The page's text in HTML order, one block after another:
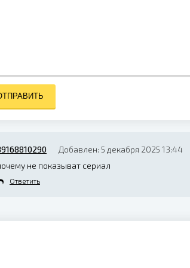
Добавлен: 5 декабря 2025 13:44
не показыват сериал
Ответить